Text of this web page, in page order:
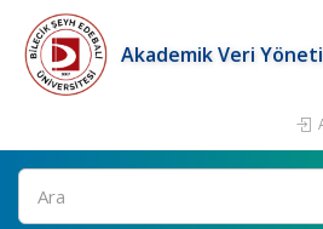
Akademik Veri
Ara